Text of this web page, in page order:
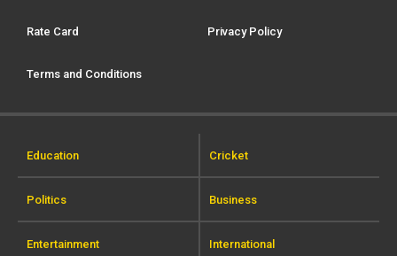
Rate Card Privacy Policy
Terms and Conditions
Education Cricket
Politics Business
Entertainment International